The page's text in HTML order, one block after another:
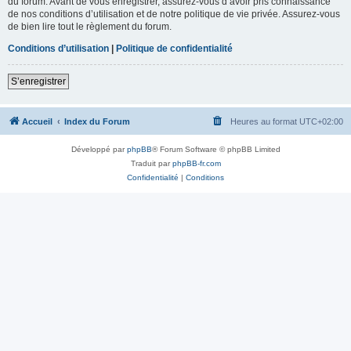
de nos conditions d’utilisation et de notre politique de vie privée. Assurez-vous
de bien lire tout le règlement du forum.
Conditions d’utilisation | Politique de confidentialité
S’enregistrer
Accueil Index du Forum Heures au format UTC+02:00
Développé parphpBB® Forum Software © phpBB Limited
Traduit parphpBB-fr.com
Confidentialité | Conditions